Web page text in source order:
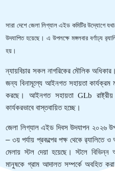
সারা দেশে জেলা লিগ্যাল এইড কমিটির উদ্যোগে
উদযাপিত হয়েছে । এ উপলক্ষে মঙ্গলবার বর্ণাঢ্য
হয় ।
ন্যায়বিচার সকল নাগরিকের মৌলিক অধিকার ।
জন্য বিনামূল্যে আইনগত সহায়তা কার্যক্রম
করছে । আইনগত সহায়তাGLb রাষ্ট্রীয়
কার্যকরভাবে বাস্তবায়িত হচ্ছে ।
জেলা লিগ্যাল এইড দিবস উদযাপন ২০২৬
– ৩য় পর্যায় প্রকল্পের পক্ষ থেকে র‍্যালিতে ও
মেলায় স্টল দেয়া হয়েছে । স্টলে বিভিন্ন
মানুষকে গ্রাম আদালত সম্পর্কে অবহিত করা